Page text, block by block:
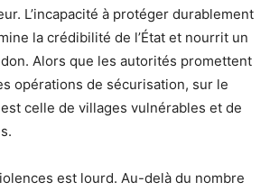
L’incapacité à protéger durablement
la crédibilité de l’État et nourrit un
Alors que les autorités promettent
opérations de sécurisation, sur le
celle de villages vulnérables et de
est lourd. Au-delà du nombre